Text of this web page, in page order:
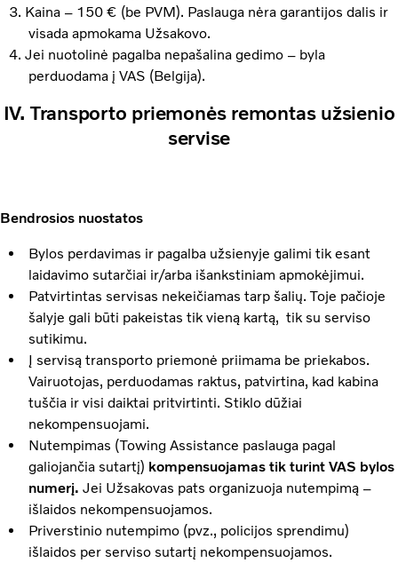
Kaina – 150 € (be PVM). Paslauga nėra garantijos dalis ir
visada apmokama Užsakovo.
Jei nuotolinė pagalba nepašalina gedimo – byla
perduodama į VAS (Belgija).
IV. Transporto priemonės remontas užsienio
servise
Bendrosios nuostatos
Bylos perdavimas ir pagalba užsienyje galimi tik esant
laidavimo sutarčiai ir/arba išankstiniam apmokėjimui.
Patvirtintas servisas nekeičiamas tarp šalių. Toje pačioje
šalyje gali būti pakeistas tik vieną kartą, tik su serviso
sutikimu.
Į servisą transporto priemonė priimama be priekabos.
Vairuotojas, perduodamas raktus, patvirtina, kad kabina
tuščia ir visi daiktai pritvirtinti. Stiklo dūžiai
nekompensuojami.
Nutempimas (Towing Assistance paslauga pagal
galiojančia sutartį) kompensuojamas tik turint VAS bylos
numerį. Jei Užsakovas pats organizuoja nutempimą –
išlaidos nekompensuojamos.
Priverstinio nutempimo (pvz., policijos sprendimu)
išlaidos per serviso sutartį nekompensuojamos.